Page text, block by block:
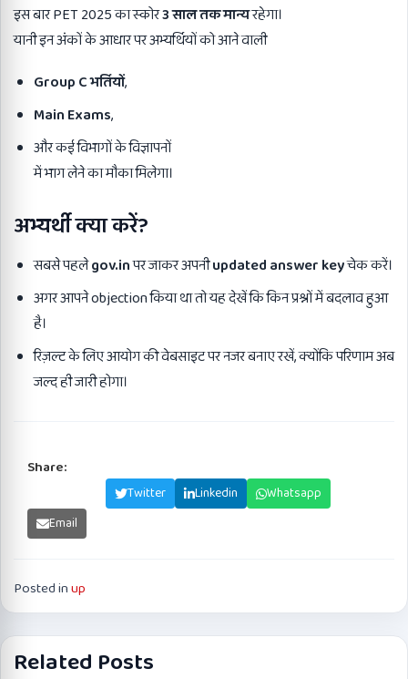
इस बार PET 2025 का स्कोर3साल तक मान्यरहेगा।
यानी इन अंकों के आधार पर अभ्यर्थियों को आने वाली
Group Cभर्तियों,
Main Exams,
और कई विभागों के विज्ञापनों
में भाग लेने का मौका मिलेगा।
अभ्यर्थी क्या करें?
सबसे पहलेgov.inपर जाकर अपनीupdated answer keyचेक करें।
अगर आपने objection किया था तो यह देखें कि किन प्रश्नों में बदलाव हुआ
है।
रिज़ल्ट के लिए आयोग की वेबसाइट पर नजर बनाए रखें, क्योंकि परिणाम अब
जल्द ही जारी होगा।
Share:
Twitter Linkedin
Whatsapp
Email
Posted inup
Related Posts